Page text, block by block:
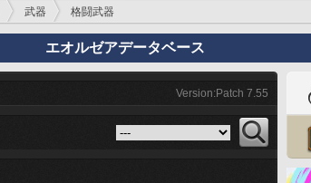
武器 格闘武器
エオルゼアデータベース
Version:Patch 7.55